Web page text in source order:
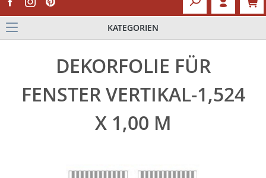
KATEGORIEN
DEKORFOLIE FÜR
FENSTER VERTIKAL-1,524
X 1,00 M